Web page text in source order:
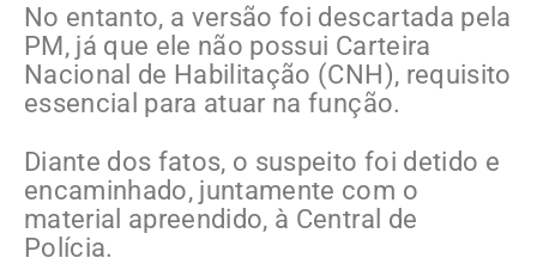
No entanto, a versão foi descartada pela
PM, já que ele não possui Carteira
Nacional de Habilitação (CNH), requisito
essencial para atuar na função.
Diante dos fatos, o suspeito foi detido e
encaminhado, juntamente com o
material apreendido, à Central de
Polícia.